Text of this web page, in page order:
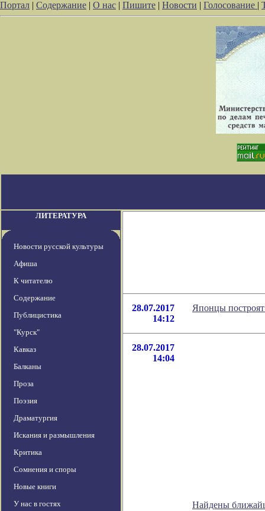
Портал | Содержание | О нас | Пишите | Новости | Голосование |
ЛИТЕРАТУРА
Новости русской культуры
Афиша
К читателю
Содержание
Публицистика
"Курск"
Кавказ
Балканы
Проза
Поэзия
Драматургия
Искания и размышления
Критика
Сомнения и споры
Новые книги
У нас в гостях
28.07.2017
14:12
Японцы
28.07.2017
14:04
Найдены